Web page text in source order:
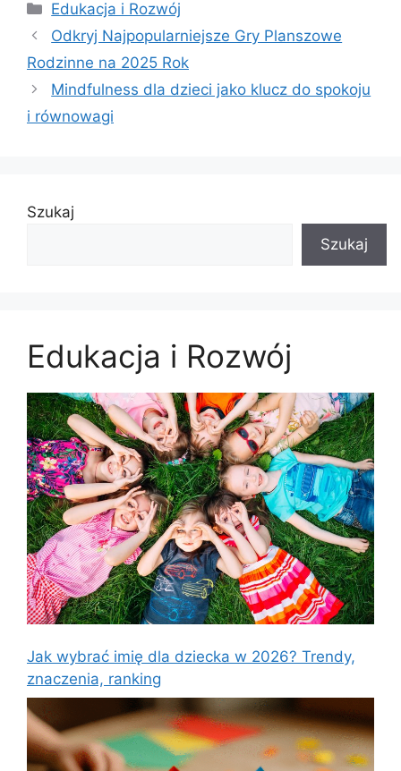
Kategorie
Edukacja i Rozwój
Odkryj Najpopularniejsze Gry Planszowe
Rodzinne na 2025 Rok
Mindfulness dla dzieci jako klucz do spokoju
i równowagi
Szukaj
Szukaj
Edukacja i Rozwój
Jak wybrać imię dla dziecka w 2026? Trendy,
znaczenia, ranking